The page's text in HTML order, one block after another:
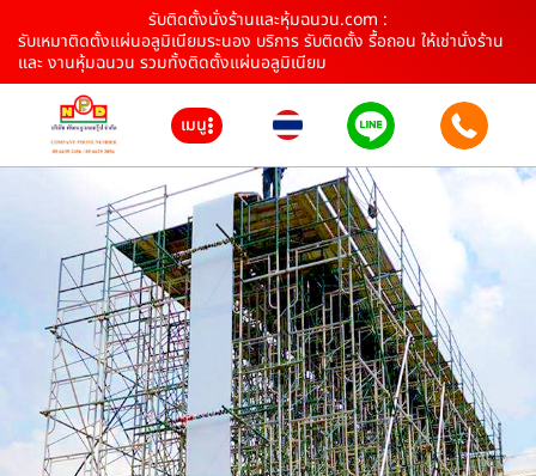
รับติดตั้งนั่งร้านและหุ้มฉนวน.com :
รับเหมาติดตั้งแผ่นอลูมิเนียมระนอง บริการ รับติดตั้ง รื้อถอน ให้เช่านั่งร้าน
และ งานหุ้มฉนวน รวมทั้งติดตั้งแผ่นอลูมิเนียม
เมนู